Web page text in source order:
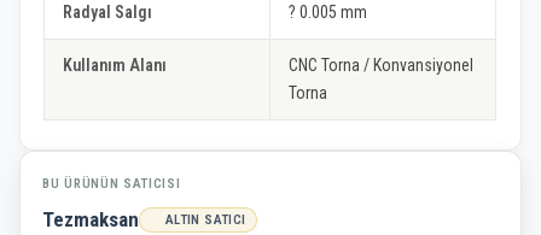
Radyal Salgı ? 0.005 mm
Kullanım Alanı
CNC Torna / Konvansiyonel
Torna
BU ÜRÜNÜN SATICISI
Tezmaksan ALTIN SATICI